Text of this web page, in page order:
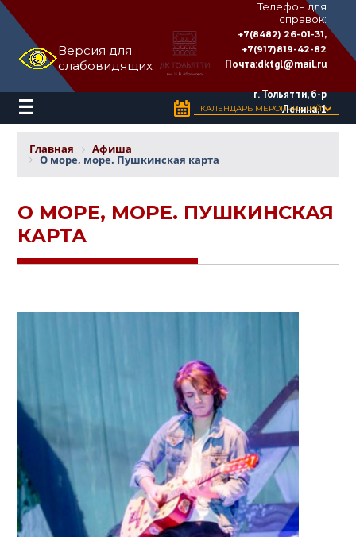
Версия для
слабовидящих
ДВОРЕЦ
КУЛЬТУРЫ
«ТОЛЬЯТТИ»
имени
Телефон для
справок:
+7(8482) 26-01-31,
+7(917)819-42-82
Почта:dktgl@mail.ru
г. Тольятти, б-р
Ленина, 1
КАЛЕНДАРЬ МЕРОПРИЯТИЙ
Главная Афиша
О море, море. Пушкинская карта
О МОРЕ, МОРЕ. ПУШКИНСКАЯ
КАРТА